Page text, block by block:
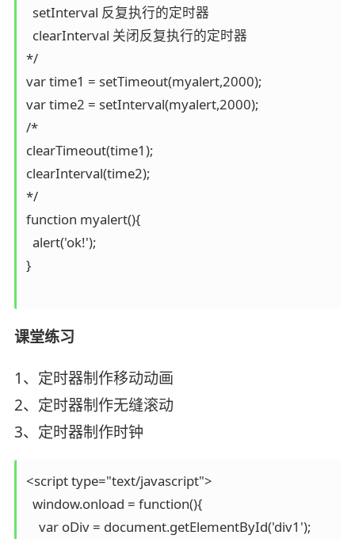
  setInterval 反复执行的定时器
  clearInterval 关闭反复执行的定时器
*/
var time1 = setTimeout(myalert,2000);
var time2 = setInterval(myalert,2000);
/*
clearTimeout(time1);
clearInterval(time2);
*/
function myalert(){
  alert('ok!');
}
课堂练习
1、定时器制作移动动画
2、定时器制作无缝滚动
3、定时器制作时钟
<script type="text/javascript">
  window.onload = function(){
    var oDiv = document.getElementById('div1');